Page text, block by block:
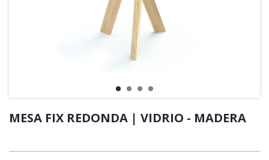
MESA FIX REDONDA | VIDRIO - MADERA